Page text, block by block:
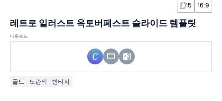
15 16:9
레트로 일러스트 옥토버페스트 슬라이드 템플릿
다운로드
골드 노란색 빈티지